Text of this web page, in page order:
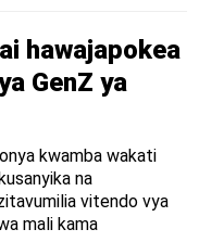
hawajapokea
GenZ ya
kwamba wakati
na
vitendo vya
mali kama